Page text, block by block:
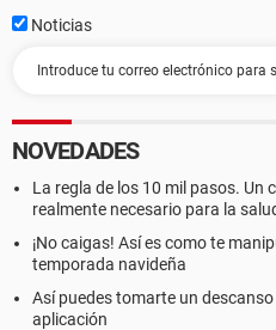
Noticias
NOVEDADES
La regla de los 10 mil pasos. Un
realmente necesario para la
¡No caigas! Así es como te
temporada navideña
Así puedes tomarte un
aplicación